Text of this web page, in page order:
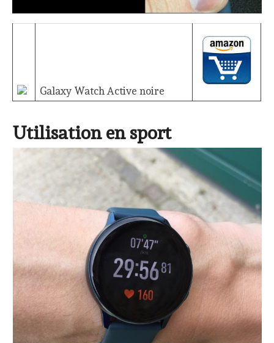
Galaxy Watch Active noire
Utilisation en sport